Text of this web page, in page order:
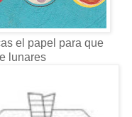
el papel para que
lunares